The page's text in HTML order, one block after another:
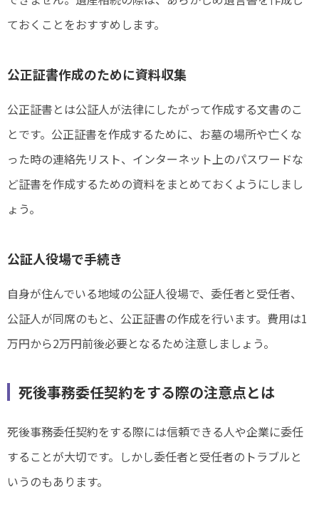
ておくことをおすすめします。
公正証書作成のために資料収集
公正証書とは公証人が法律にしたがって作成する文書のこ
とです。公正証書を作成するために、お墓の場所や亡くな
った時の連絡先リスト、インターネット上のパスワードな
ど証書を作成するための資料をまとめておくようにしまし
ょう。
公証人役場で手続き
自身が住んでいる地域の公証人役場で、委任者と受任者、
公証人が同席のもと、公正証書の作成を行います。費用は1
万円から2万円前後必要となるため注意しましょう。
死後事務委任契約をする際の注意点とは
死後事務委任契約をする際には信頼できる人や企業に委任
することが大切です。しかし委任者と受任者のトラブルと
いうのもあります。